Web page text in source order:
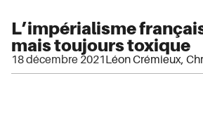
L’impérialisme
mais toujours toxique
18 décembre 2021 Léon Crémieux,